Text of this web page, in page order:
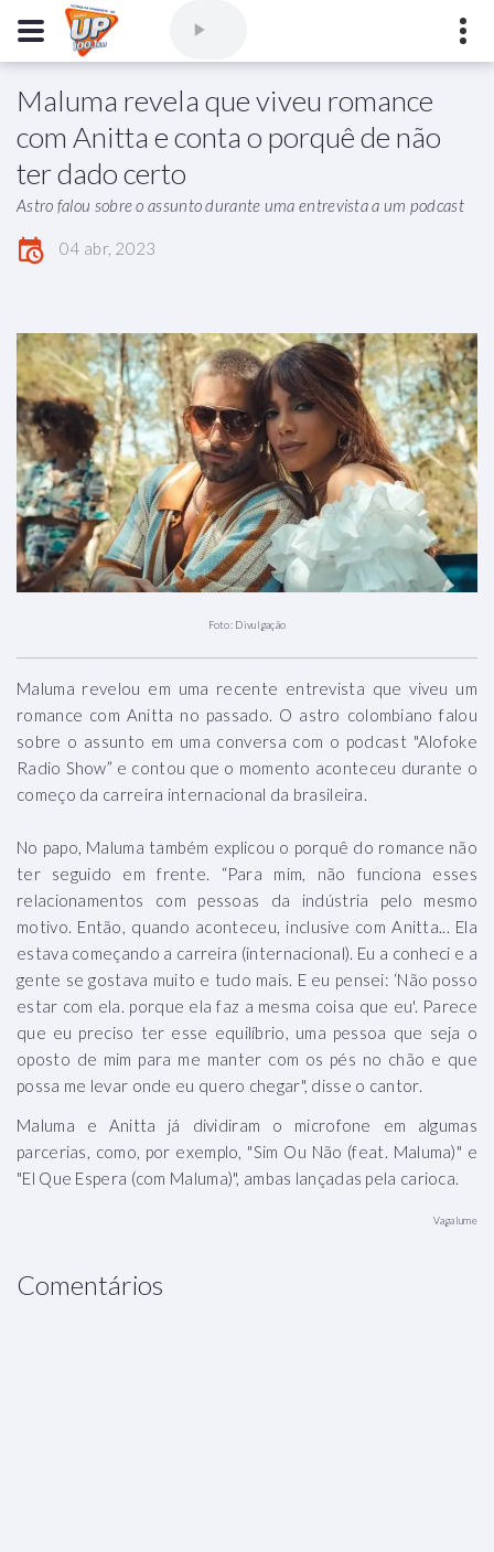
Comercial(77) 3421-3710,
Ouvintes
(77) 3424-1001
Vitória da Conquista - Bahia
Maluma revela que viveu romance
com Anitta e conta o porquê de não
ter dado certo
Astro falou sobre o assunto durante uma entrevista a um podcast
04 abr, 2023
Foto: Divulgação
Maluma revelou em uma recente entrevista que viveu um
romance com Anitta no passado. O astro colombiano falou
sobre o assunto em uma conversa com o podcast "Alofoke
Radio Show” e contou que o momento aconteceu durante o
começo da carreira internacional da brasileira.
No papo, Maluma também explicou o porquê do romance não
ter seguido em frente. “Para mim, não funciona esses
relacionamentos com pessoas da indústria pelo mesmo
motivo. Então, quando aconteceu, inclusive com Anitta... Ela
estava começando a carreira (internacional). Eu a conheci e a
gente se gostava muito e tudo mais. E eu pensei: ‘Não posso
estar com ela. porque ela faz a mesma coisa que eu'. Parece
que eu preciso ter esse equilíbrio, uma pessoa que seja o
oposto de mim para me manter com os pés no chão e que
possa me levar onde eu quero chegar", disse o cantor.
Maluma e Anitta já dividiram o microfone em algumas
parcerias, como, por exemplo, "Sim Ou Não (feat. Maluma)" e
"El Que Espera (com Maluma)", ambas lançadas pela carioca.
Vagalume
Comentários